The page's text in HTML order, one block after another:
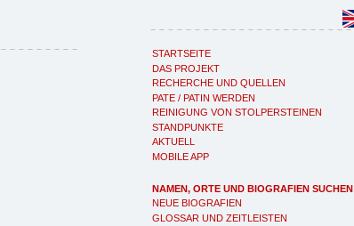
STARTSEITE
DAS PROJEKT
RECHERCHE UND QUELLEN
PATE / PATIN WERDEN
REINIGUNG VON STOLPERSTEINEN
STANDPUNKTE
AKTUELL
MOBILE APP
NAMEN, ORTE UND BIOGRAFIEN SUCHEN
NEUE BIOGRAFIEN
GLOSSAR UND ZEITLEISTEN